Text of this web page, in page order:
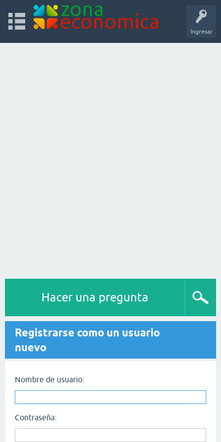
Ingresar
Hacer una pregunta
Registrarse como un usuario
nuevo
Nombre de usuario:
Contraseña: